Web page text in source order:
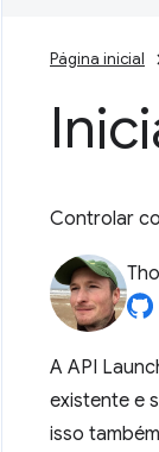
Página inicial
Controlar
A API
existente e
isso